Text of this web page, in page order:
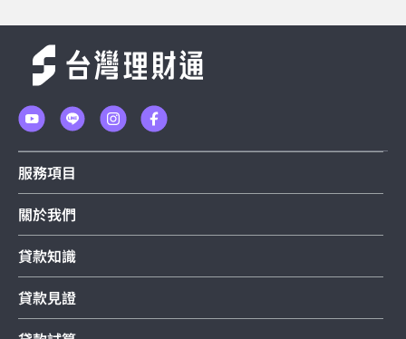
服務項目
關於我們
貸款知識
貸款見證